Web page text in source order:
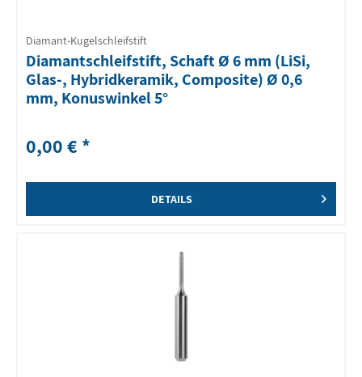
Diamant-Kugelschleifstift
Diamantschleifstift, Schaft Ø 6 mm (LiSi,
Glas-, Hybridkeramik, Composite) Ø 0,6
mm, Konuswinkel 5°
0,00 € *
DETAILS